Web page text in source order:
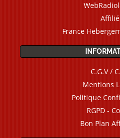
France
C.G.V /
Mentions
Politique
RGPD -
Bon Plan